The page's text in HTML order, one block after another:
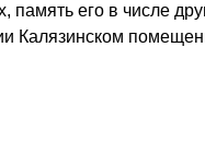
память его в числе
Калязинском